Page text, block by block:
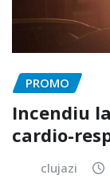
PROMO
Incendiu
cardio-
clujazi